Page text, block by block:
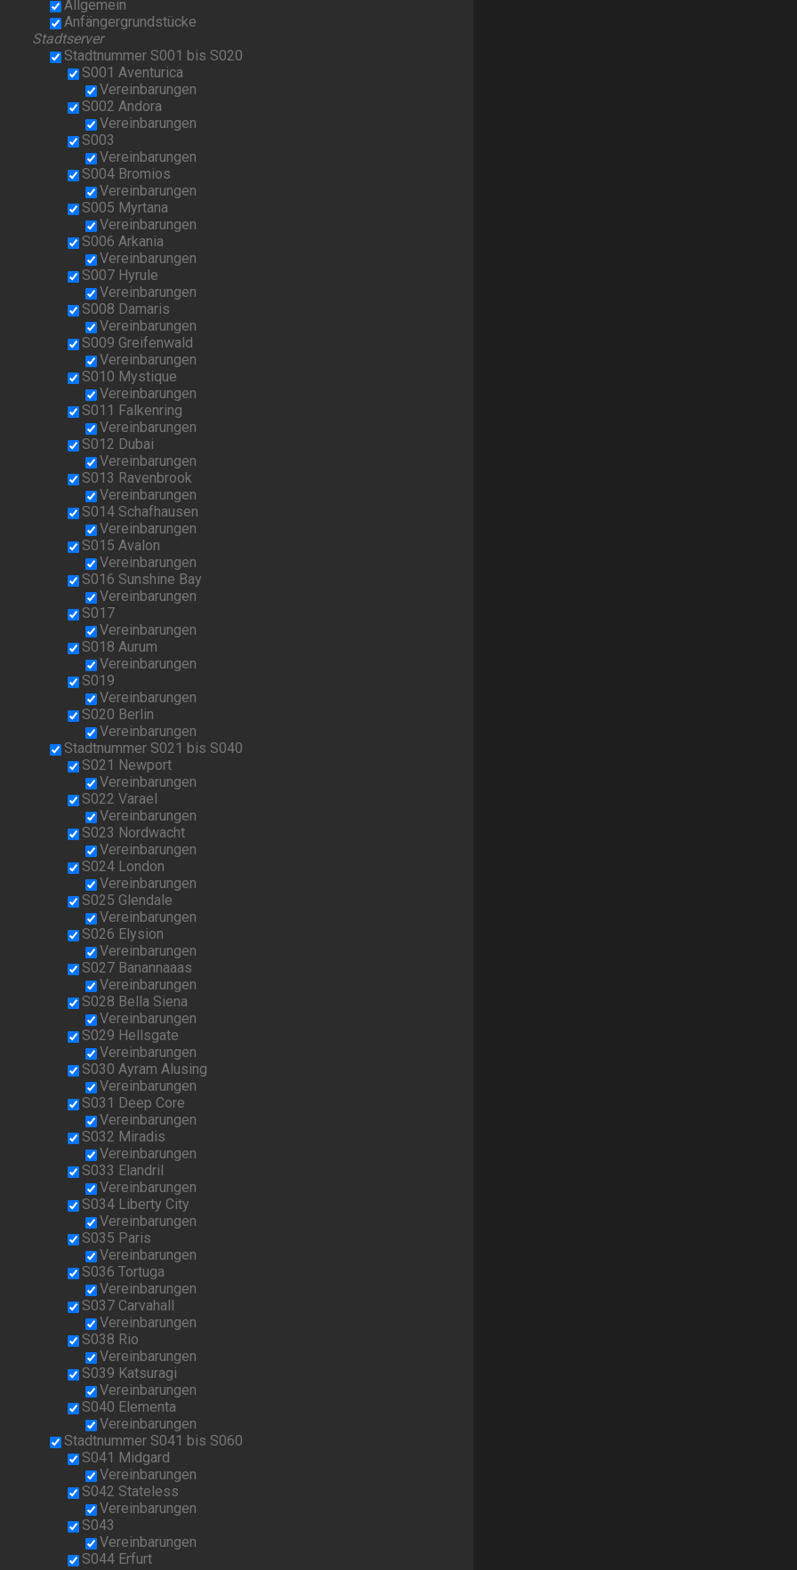
Allgemein
Anfängergrundstücke
Stadtserver
Stadtnummer S001 bis S020
S001 Aventurica
Vereinbarungen
S002 Andora
Vereinbarungen
S003
Vereinbarungen
S004 Bromios
Vereinbarungen
S005 Myrtana
Vereinbarungen
S006 Arkania
Vereinbarungen
S007 Hyrule
Vereinbarungen
S008 Damaris
Vereinbarungen
S009 Greifenwald
Vereinbarungen
S010 Mystique
Vereinbarungen
S011 Falkenring
Vereinbarungen
S012 Dubai
Vereinbarungen
S013 Ravenbrook
Vereinbarungen
S014 Schafhausen
Vereinbarungen
S015 Avalon
Vereinbarungen
S016 Sunshine Bay
Vereinbarungen
S017
Vereinbarungen
S018 Aurum
Vereinbarungen
S019
Vereinbarungen
S020 Berlin
Vereinbarungen
Stadtnummer S021 bis S040
S021 Newport
Vereinbarungen
S022 Varael
Vereinbarungen
S023 Nordwacht
Vereinbarungen
S024 London
Vereinbarungen
S025 Glendale
Vereinbarungen
S026 Elysion
Vereinbarungen
S027 Banannaaas
Vereinbarungen
S028 Bella Siena
Vereinbarungen
S029 Hellsgate
Vereinbarungen
S030 Ayram Alusing
Vereinbarungen
S031 Deep Core
Vereinbarungen
S032 Miradis
Vereinbarungen
S033 Elandril
Vereinbarungen
S034 Liberty City
Vereinbarungen
S035 Paris
Vereinbarungen
S036 Tortuga
Vereinbarungen
S037 Carvahall
Vereinbarungen
S038 Rio
Vereinbarungen
S039 Katsuragi
Vereinbarungen
S040 Elementa
Vereinbarungen
Stadtnummer S041 bis S060
S041 Midgard
Vereinbarungen
S042 Stateless
Vereinbarungen
S043
Vereinbarungen
S044 Erfurt